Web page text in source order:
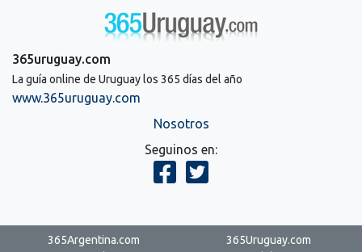
365uruguay.com
La guía online de Uruguay los 365 días del año
www.365uruguay.com
Nosotros
Seguinos en:
365Argentina.com
365Uruguay.com